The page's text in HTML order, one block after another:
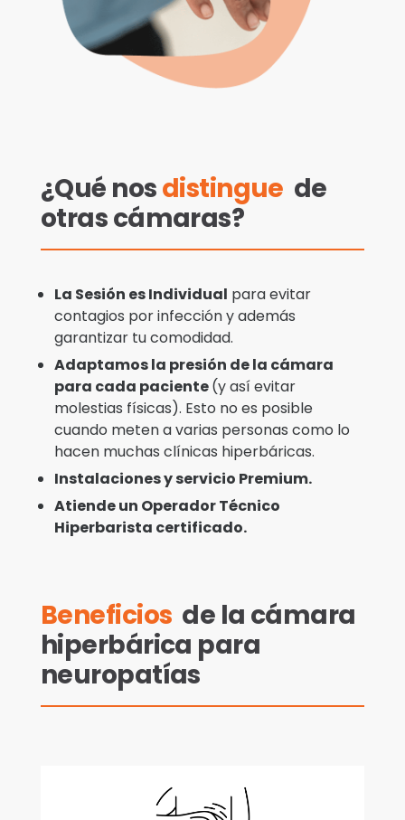
¿Qué nosdistingue de
otras cámaras?
La Sesión es Individual para evitar
contagios por infección y además
garantizar tu comodidad.
Adaptamos la presión de la cámara
para cada paciente(y así evitar
molestias físicas). Esto no es posible
cuando meten a varias personas como lo
hacen muchas clínicas hiperbáricas.
Instalaciones y servicio Premium.
Atiende un Operador Técnico
Hiperbarista certificado.
Beneficios de la cámara
hiperbárica para
neuropatías